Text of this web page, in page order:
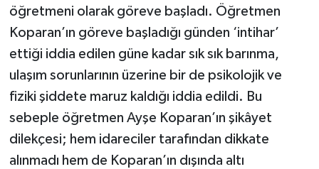
öğretmeni olarak göreve başladı. Öğretmen
Koparan’ın göreve başladığı günden ‘intihar’
ettiği iddia edilen güne kadar sık sık barınma,
ulaşım sorunlarının üzerine bir de psikolojik ve
fiziki şiddete maruz kaldığı iddia edildi. Bu
sebeple öğretmen Ayşe Koparan’ın şikâyet
dilekçesi; hem idareciler tarafından dikkate
alınmadı hem de Koparan’ın dışında altı